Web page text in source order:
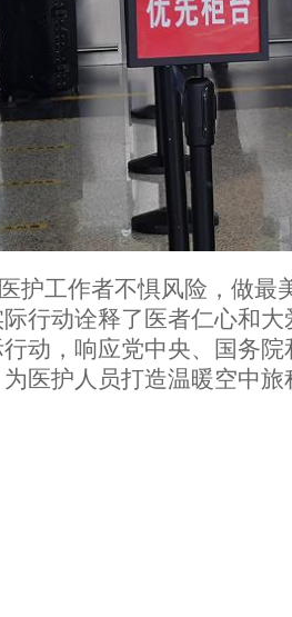
护工作者不惧风险，做最
行动诠释了医者仁心和
动，响应党中央、国务
医护人员打造温暖空中旅